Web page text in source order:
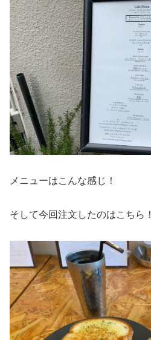
メニューはこんな感じ！
そして今回注文したのはこちら！